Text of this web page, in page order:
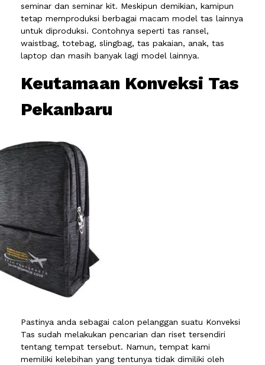
seminar dan seminar kit. Meskipun demikian, kamipun
tetap memproduksi berbagai macam model tas lainnya
untuk diproduksi. Contohnya seperti tas ransel,
waistbag, totebag, slingbag, tas pakaian, anak, tas
laptop dan masih banyak lagi model lainnya.
Keutamaan Konveksi Tas
Pekanbaru
Pastinya anda sebagai calon pelanggan suatu Konveksi
Tas sudah melakukan pencarian dan riset tersendiri
tentang tempat tersebut. Namun, tempat kami
memiliki kelebihan yang tentunya tidak dimiliki oleh